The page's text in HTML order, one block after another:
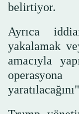
belirtiyor.
Ayrıca
yakalamak
amacıyla